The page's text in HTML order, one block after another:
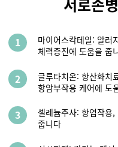
1
마이어스칵테일: 알러
체력증진에 도움을 줍
2
글루타치온: 항산화치
항암부작용 케어에 도
3
셀레늄주사: 항염작용
줍니다